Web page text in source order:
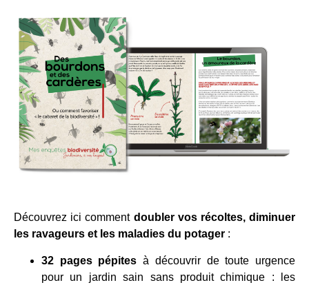
Découvrez ici comment doubler vos récoltes, diminuer
les ravageurs et les maladies du potager :
32 pages pépites à découvrir de toute urgence
pour un jardin sain sans produit chimique : les